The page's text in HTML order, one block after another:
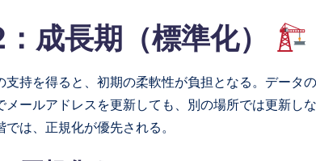
成長期（標準化）
支持を得ると、初期の柔軟性が負担となる。データ
メールアドレスを更新しても、別の場所では更新し
では、正規化が優先される。